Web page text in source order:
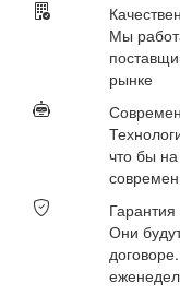
Мы
рынке
что бы
Они